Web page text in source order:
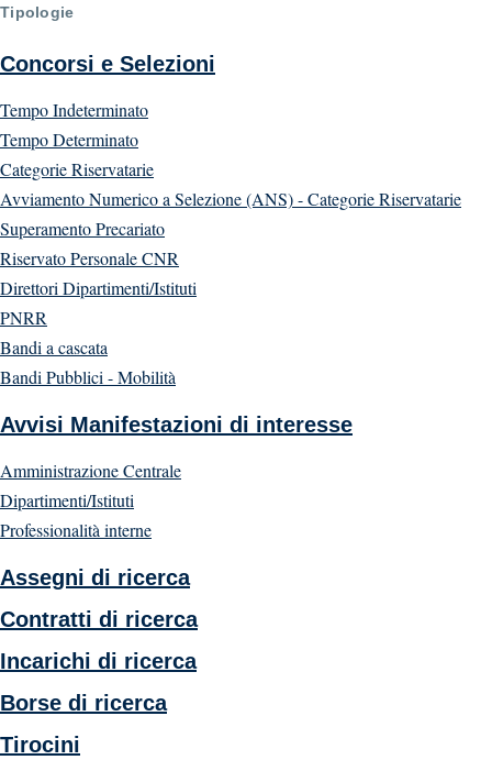
Tipologie
Concorsi e Selezioni
Tempo Indeterminato
Tempo Determinato
Categorie Riservatarie
Avviamento Numerico a Selezione (ANS) - Categorie Riservatarie
Superamento Precariato
Riservato Personale CNR
Direttori Dipartimenti/Istituti
PNRR
Bandi a cascata
Bandi Pubblici - Mobilità
Avvisi Manifestazioni di interesse
Amministrazione Centrale
Dipartimenti/Istituti
Professionalità interne
Assegni di ricerca
Contratti di ricerca
Incarichi di ricerca
Borse di ricerca
Tirocini